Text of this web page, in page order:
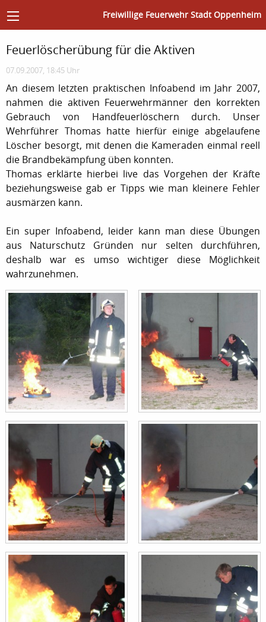
Freiwillige Feuerwehr Stadt Oppenheim
Feuerlöscherübung für die Aktiven
07.09.2007, 18:45 Uhr
An diesem letzten praktischen Infoabend im Jahr 2007,
nahmen die aktiven Feuerwehrmänner den korrekten
Gebrauch von Handfeuerlöschern durch. Unser
Wehrführer Thomas hatte hierfür einige abgelaufene
Löscher besorgt, mit denen die Kameraden einmal reell
die Brandbekämpfung üben konnten.
Thomas erklärte hierbei live das Vorgehen der Kräfte
beziehungsweise gab er Tipps wie man kleinere Fehler
ausmärzen kann.
Ein super Infoabend, leider kann man diese Übungen
aus Naturschutz Gründen nur selten durchführen,
deshalb war es umso wichtiger diese Möglichkeit
wahrzunehmen.